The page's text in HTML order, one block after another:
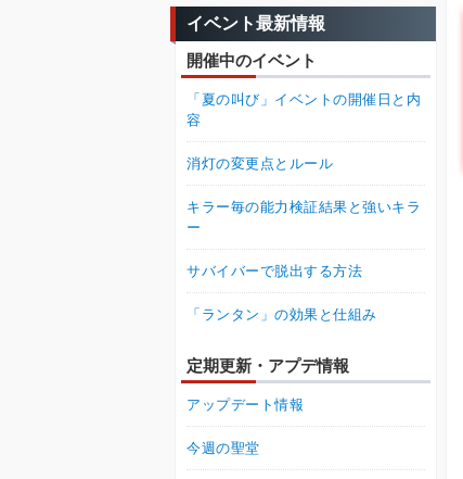
イベント最新情報
開催中のイベント
「夏の叫び」イベントの開催日と内
容
消灯の変更点とルール
キラー毎の能力検証結果と強いキラ
ー
サバイバーで脱出する方法
「ランタン」の効果と仕組み
定期更新・アプデ情報
アップデート情報
今週の聖堂